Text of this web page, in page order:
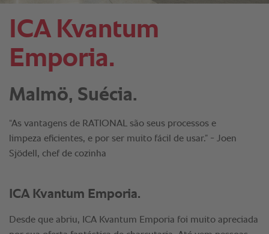
ICA Kvantum
Emporia.
Malmö, Suécia.
“As vantagens de RATIONAL são seus processos e
limpeza eficientes, e por ser muito fácil de usar.” - Joen
Sjödell, chef de cozinha